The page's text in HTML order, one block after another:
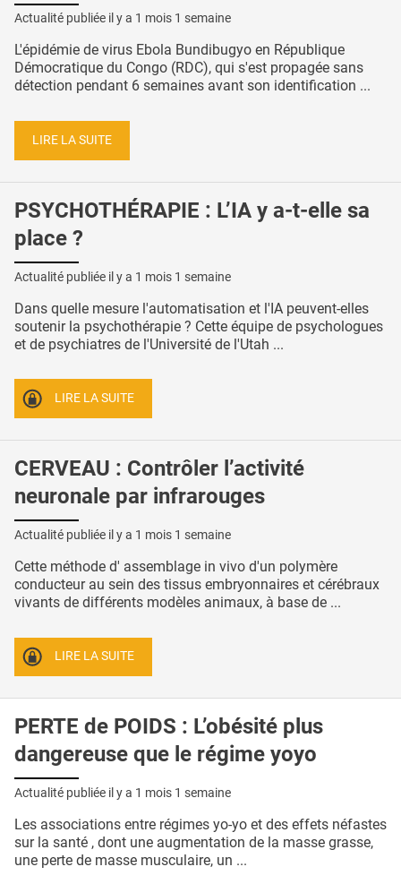
Actualité publiée il y a 1 mois 1 semaine
L'épidémie de virus Ebola Bundibugyo en République
Démocratique du Congo (RDC), qui s'est propagée sans
détection pendant 6 semaines avant son identification ...
LIRE LA SUITE
PSYCHOTHÉRAPIE : L’IA y a-t-elle sa
place ?
Actualité publiée il y a 1 mois 1 semaine
Dans quelle mesure l'automatisation et l'IA peuvent-elles
soutenir la psychothérapie ? Cette équipe de psychologues
et de psychiatres de l'Université de l'Utah ...
LIRE LA SUITE
CERVEAU : Contrôler l’activité
neuronale par infrarouges
Actualité publiée il y a 1 mois 1 semaine
Cette méthode d' assemblage in vivo d'un polymère
conducteur au sein des tissus embryonnaires et cérébraux
vivants de différents modèles animaux, à base de ...
LIRE LA SUITE
PERTE de POIDS : L’obésité plus
dangereuse que le régime yoyo
Actualité publiée il y a 1 mois 1 semaine
Les associations entre régimes yo-yo et des effets néfastes
sur la santé , dont une augmentation de la masse grasse,
une perte de masse musculaire, un ...